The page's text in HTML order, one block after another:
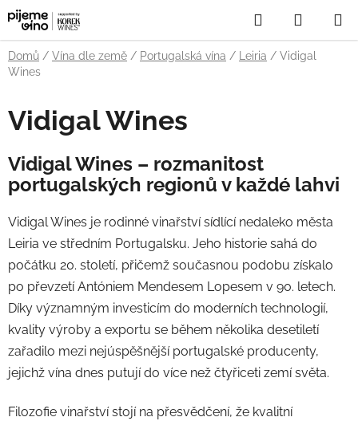
Přejít
na
obsah
Hledat
KOŠÍK
Domů / Vína dle země / Portugalská vína / Leiria / Vidigal
Wines
Vidigal Wines
Vidigal Wines – rozmanitost
portugalských regionů v každé lahvi
Vidigal Wines je rodinné vinařství sídlící nedaleko města
Leiria ve středním Portugalsku. Jeho historie sahá do
počátku 20. století, přičemž současnou podobu získalo
po převzetí Antóniem Mendesem Lopesem v 90. letech.
Díky významným investicím do moderních technologií,
kvality výroby a exportu se během několika desetiletí
zařadilo mezi nejúspěšnější portugalské producenty,
jejichž vína dnes putují do více než čtyřiceti zemí světa.
Filozofie vinařství stojí na přesvědčení, že kvalitní